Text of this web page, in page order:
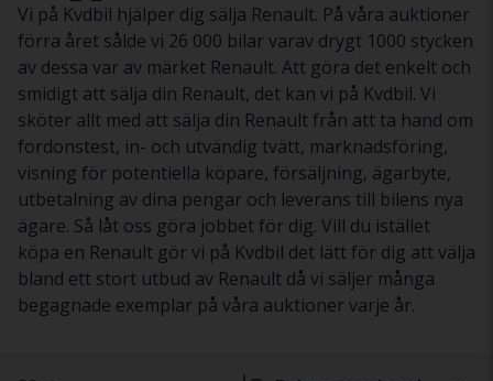
Vi på Kvdbil hjälper dig sälja Renault. På våra auktioner
förra året sålde vi 26 000 bilar varav drygt 1000 stycken
av dessa var av märket Renault. Att göra det enkelt och
smidigt att sälja din Renault, det kan vi på Kvdbil. Vi
sköter allt med att sälja din Renault från att ta hand om
fordonstest, in- och utvändig tvätt, marknadsföring,
visning för potentiella köpare, försäljning, ägarbyte,
utbetalning av dina pengar och leverans till bilens nya
ägare. Så låt oss göra jobbet för dig. Vill du istället
köpa en Renault gör vi på Kvdbil det lätt för dig att välja
bland ett stort utbud av Renault då vi säljer många
begagnade exemplar på våra auktioner varje år.